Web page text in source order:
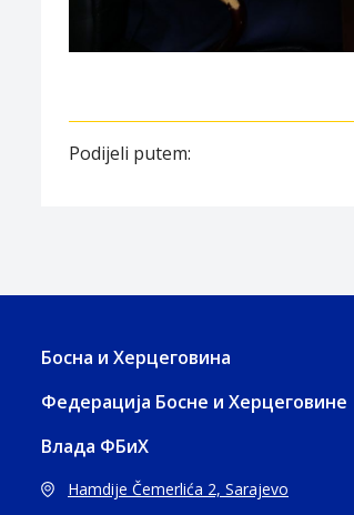
Podijeli putem:
Босна и Херцеговина
Федерација Босне и Херцеговине
Влада ФБиХ
Hamdije Čemerlića 2, Sarajevo